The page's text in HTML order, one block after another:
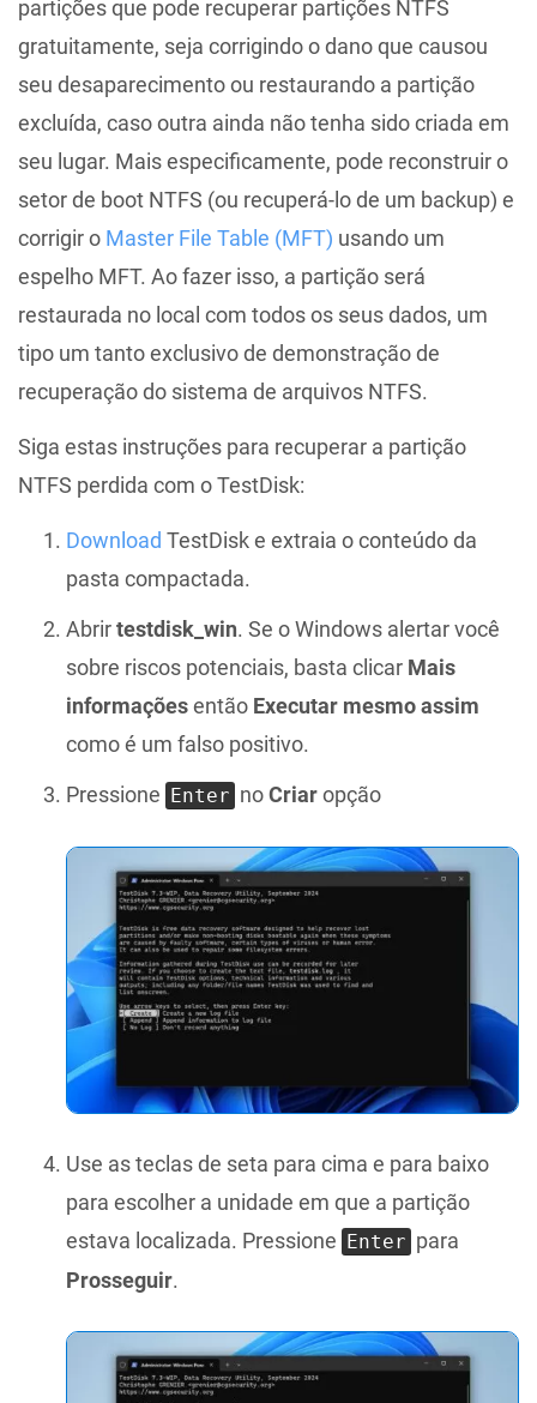
partições que pode recuperar partições NTFS
gratuitamente, seja corrigindo o dano que causou
seu desaparecimento ou restaurando a partição
excluída, caso outra ainda não tenha sido criada em
seu lugar. Mais especificamente, pode reconstruir o
setor de boot NTFS (ou recuperá-lo de um backup) e
corrigir o Master File Table (MFT) usando um
espelho MFT. Ao fazer isso, a partição será
restaurada no local com todos os seus dados, um
tipo um tanto exclusivo de demonstração de
recuperação do sistema de arquivos NTFS.
Siga estas instruções para recuperar a partição
NTFS perdida com o TestDisk:
Download TestDisk e extraia o conteúdo da
pasta compactada.
Abrirtestdisk_win. Se o Windows alertar você
sobre riscos potenciais, basta clicar Mais
informaçõesentão Executar mesmo assim
como é um falso positivo.
Pressione Enter noCriaropção
Use as teclas de seta para cima e para baixo
para escolher a unidade em que a partição
estava localizada. Pressione Enter para
Prosseguir.